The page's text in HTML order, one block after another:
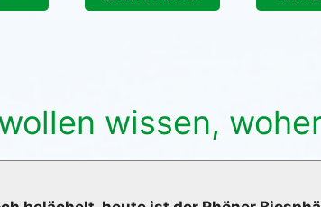
wissen,